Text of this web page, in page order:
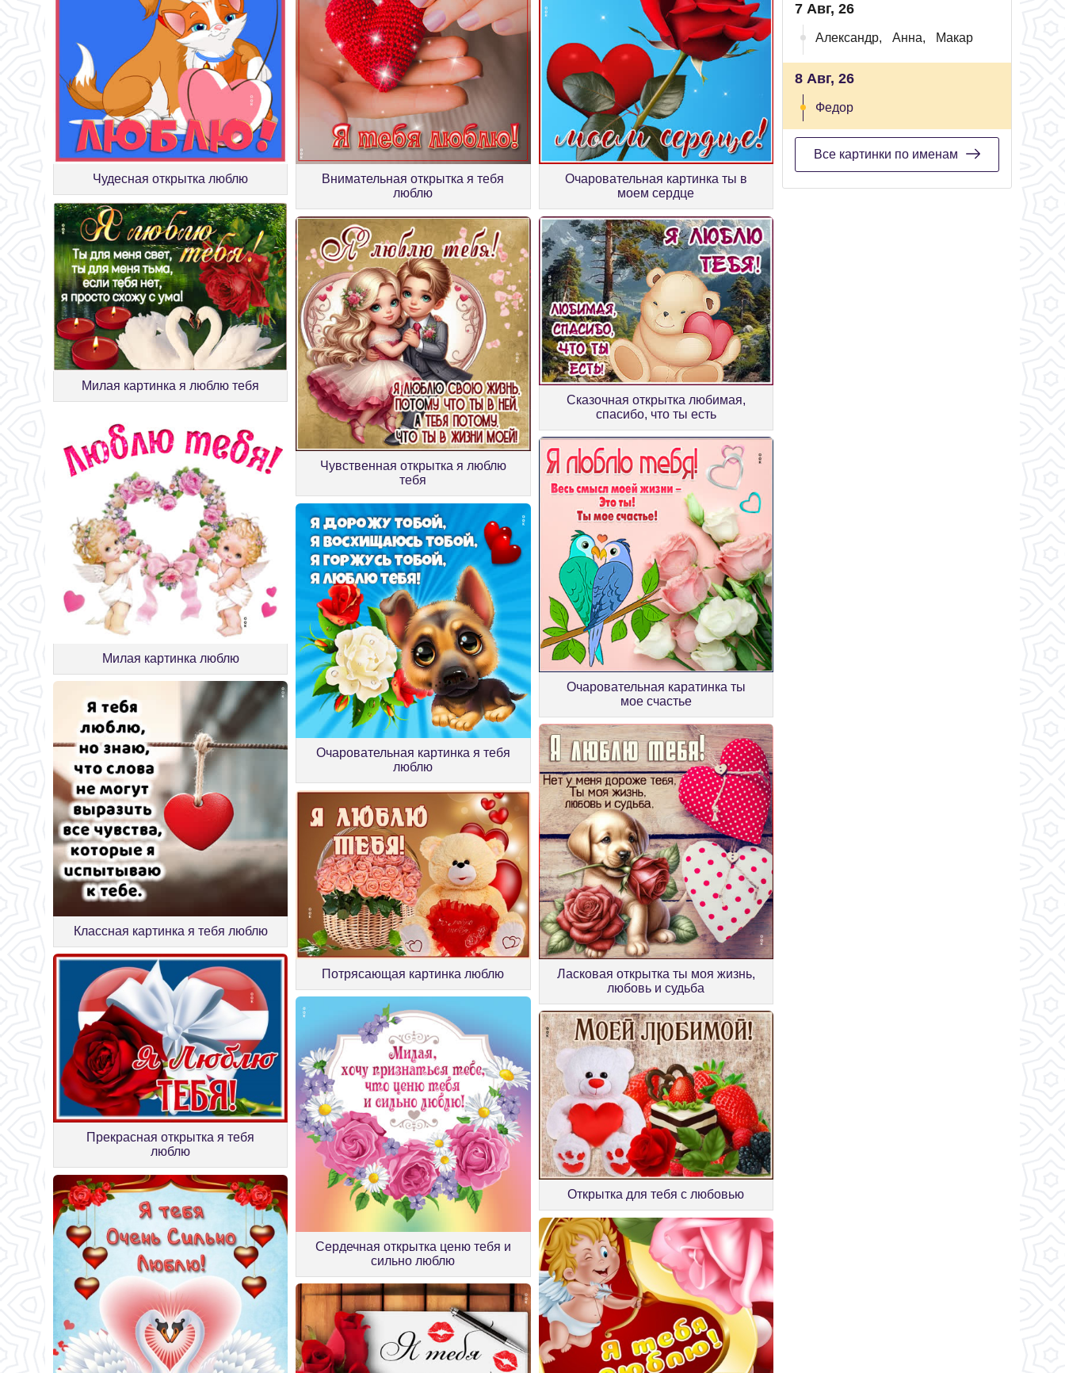
Чудесная открытка люблю
Внимательная открытка я тебя
люблю
Очаровательная картинка ты в
моем сердце
Милая картинка я люблю тебя
Чувственная открытка я люблю
тебя
Сказочная открытка любимая,
спасибо, что ты есть
Милая картинка люблю
Очаровательная картинка я тебя
люблю
Очаровательная каратинка ты
мое счастье
Классная картинка я тебя люблю
Потрясающая картинка люблю
Ласковая открытка ты моя жизнь,
любовь и судьба
Прекрасная открытка я тебя
люблю
Сердечная открытка ценю тебя и
сильно люблю
Открытка для тебя с любовью
7 Авг, 26
Александр, Анна, Макар
8 Авг, 26
Федор
Все картинки по именам